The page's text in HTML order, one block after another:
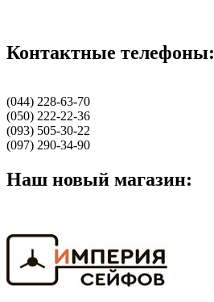
Контактные телефоны:
(044) 228-63-70
(050) 222-22-36
(093) 505-30-22
(097) 290-34-90
Наш новый магазин: